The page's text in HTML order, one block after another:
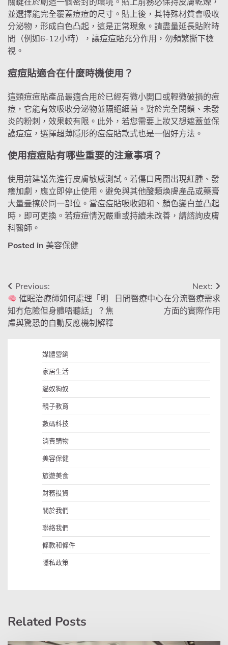
並選擇能完全覆蓋痘痘的尺寸。貼上後，其特殊材質會吸收
分泌物，形成白色凸起，這是正常現象。請盡量延長貼附時
間（例如6-12小時），讓痘痘貼充分作用，勿頻繁撕下檢
視。
痘痘貼適合在什麼時機使用？
這類痘痘貼產品最適合用於已經有微小開口或輕微破損的痘
痘，它能有效吸收分泌物並隔絕細菌。對於完全閉鎖、未發
炎的粉刺，效果較有限。此外，若您需要上妝又想遮蓋並保
護痘痘，選擇超薄隱形的痘痘貼款式也是一個好方法。
使用痘痘貼有哪些重要的注意事項？
使用前建議先進行皮膚敏感測試。若傷口周圍出現紅腫、發
癢加劇，應立即停止使用。避免與其他酸類煥膚產品或藥膏
大量疊擦於同一部位。當痘痘貼吸收飽和、顏色變白並凸起
時，即可更換。若痘痘情況嚴重或持續未改善，請諮詢皮膚
科醫師。
Posted in 美容保健
文
章
導
Previous:
催眠治療師如何處理「明
知冇危險但身體唔聽話」？焦
慮與驚恐的自動反應機制解釋
Next:
日間醫療中心在分流醫療需求
方面的實際作用
媒體營銷
家居生活
貓奴狗奴
親子教育
數碼科技
消費購物
美容保健
旅遊美食
財務投資
關於我們
聯絡我們
條款和條件
隱私政策
Related Posts